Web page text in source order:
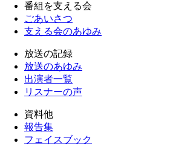
番組を支える会
ごあいさつ
支える会のあゆみ
放送の記録
放送のあゆみ
出演者一覧
リスナーの声
資料他
報告集
フェイスブック